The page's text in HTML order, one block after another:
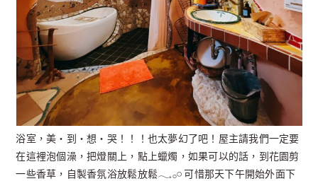
浴室，美・到・想・哭！！！也太夢幻了吧！屋主請我們一定要
在這裡泡個澡，把燈關上，點上蠟燭，如果可以的話，到花園剪
一些香草，自製香氛浴放鬆放鬆𓂃𓈒𓂂𓏸 可惜那天下午開始外面下